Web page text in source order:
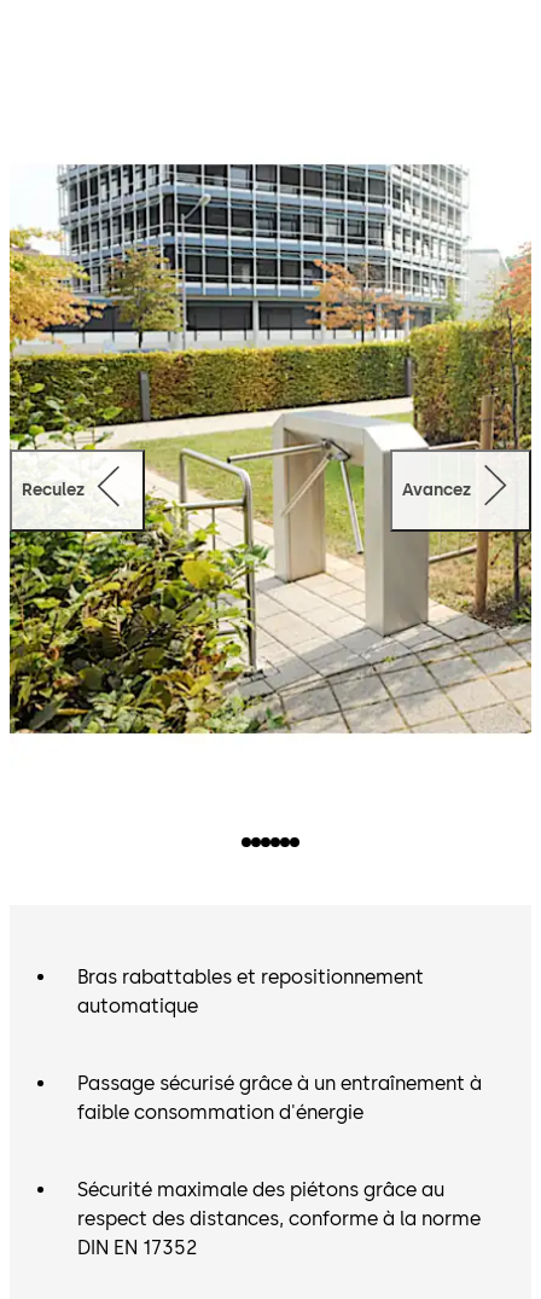
et disponibles en différentes versions.
Reculez Avancez
Bras rabattables et repositionnement
automatique
Passage sécurisé grâce à un entraînement à
faible consommation d'énergie
Sécurité maximale des piétons grâce au
respect des distances, conforme à la norme
DIN EN 17352